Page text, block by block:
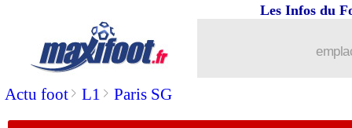
Actu foot> L1 > Paris SG
Les Infos du
Man City
02/10 OM
02/10 PSG: 3 succès de suite à Barcelone,